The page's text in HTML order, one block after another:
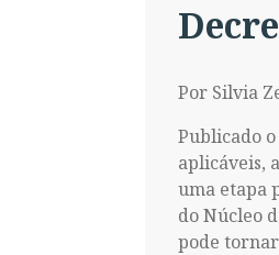
Por Silvia
Publicado
aplicáveis,
uma etapa
do Núcleo
pode tornar